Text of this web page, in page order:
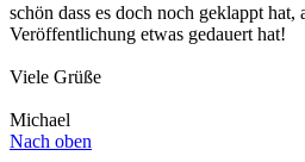
schön dass es doch noch geklappt hat,
Veröffentlichung etwas gedauert hat!
Viele Grüße
Michael
Nach oben